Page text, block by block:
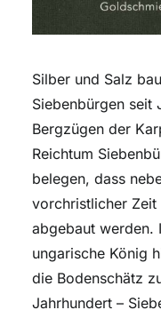
Silber und Salz
Siebenbürgen seit
Bergzügen der
Reichtum
belegen, dass
vorchristlicher Zeit
abgebaut werden.
ungarische König
die Bodenschätz
Jahrhundert –